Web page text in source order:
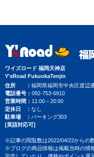
ワイズロード 福岡天神店
Y'sRoad FukuokaTenjin
住所
福岡県福岡市中央区渡辺
電話番号
092-753-6910
営業時間
11:00～20:00
定休日
なし
駐車場
パーキング303
[英語対応可]
※記事の閲覧数は2022/04/22からの
※ブログの商品情報は掲載当時の情
完売していたり、価格やポイント還